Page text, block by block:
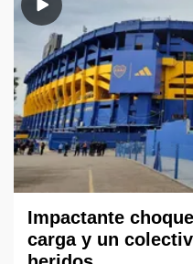
Impactante
carga y un